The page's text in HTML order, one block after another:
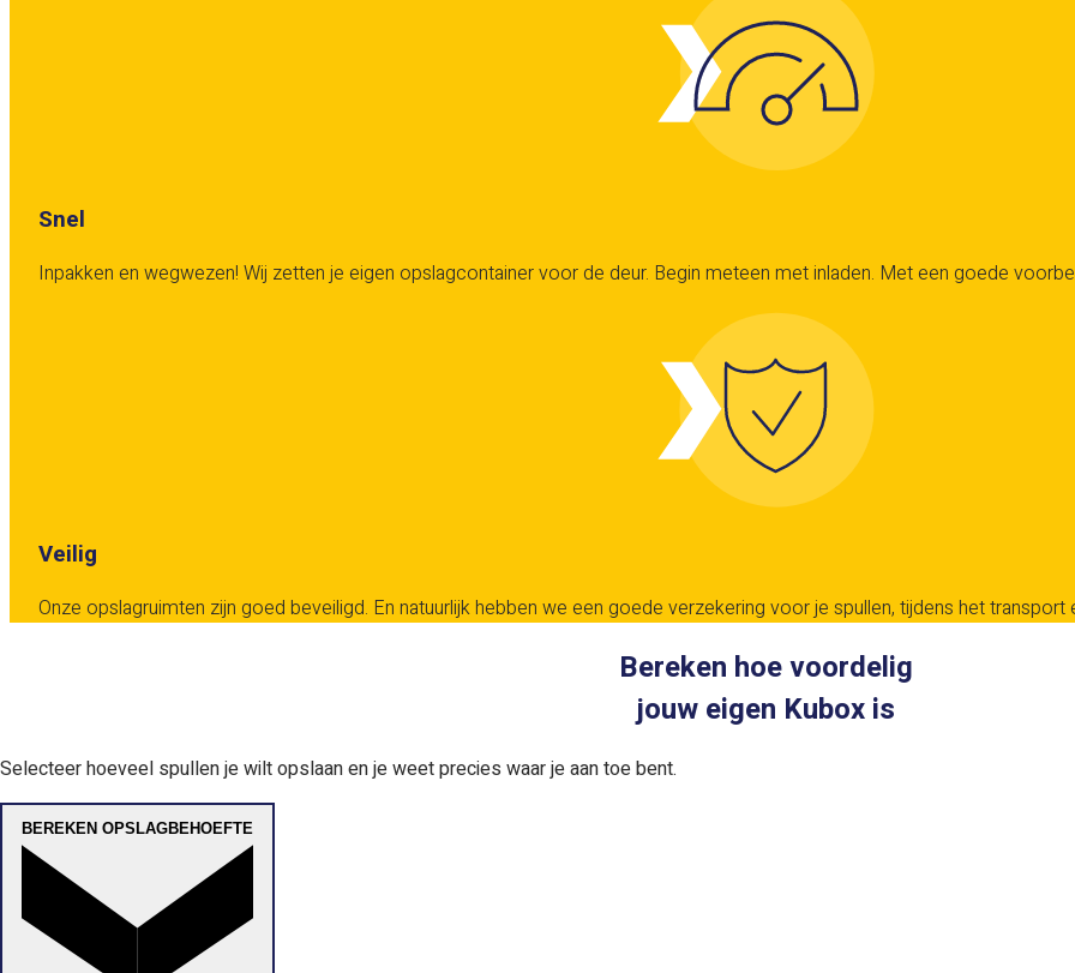
Snel
Inpakken en wegwezen! Wij zetten je eigen opslagcontainer voor de deur. Begin meteen met inladen. Met een goede
Veilig
Onze opslagruimten zijn goed beveiligd. En natuurlijk hebben we een goede verzekering voor je spullen, tijdens het transport
Bereken hoe voordelig
jouw eigen Kubox is
Selecteer hoeveel spullen je wilt opslaan en je weet precies waar je aan toe bent.
BEREKEN OPSLAGBEHOEFTE